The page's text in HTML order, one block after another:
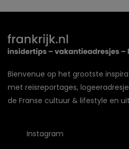
Bienvenue op het grootste
met reisreportages,
de Franse cultuur & lifestyle en
Instagram